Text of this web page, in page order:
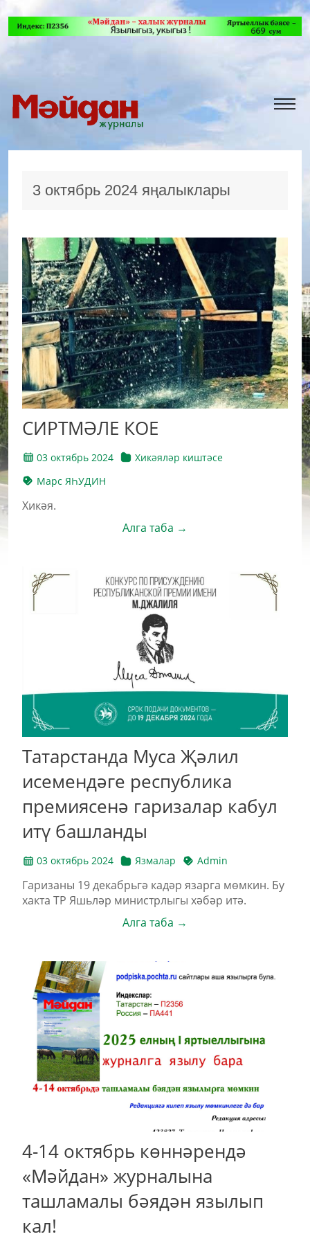
3 октябрь 2024 яңалыклары
СИРТМӘЛЕ КОЕ
03 октябрь 2024
Хикәяләр киштәсе
Марс ЯҺУДИН
Хикәя.
Алга таба →
Татарстанда Муса Җәлил
исемендәге республика
премиясенә гаризалар кабул
итү башланды
03 октябрь 2024 Язмалар Admin
Гаризаны 19 декабрьгә кадәр язарга мөмкин. Бу
хакта ТР Яшьләр министрлыгы хәбәр итә.
Алга таба →
4-14 октябрь көннәрендә
«Мәйдан» журналына
ташламалы бәядән язылып
кал!